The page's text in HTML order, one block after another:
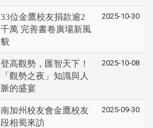
33位金鷹校友捐款逾2
千萬 完善書卷廣場新風
貌
2025-10-30
登高觀勢，匯智天下！
「觀勢之夜」知識與人
脈的盛宴
2025-10-08
南加州校友會金鷹校友
段相蜀來訪
2025-09-30